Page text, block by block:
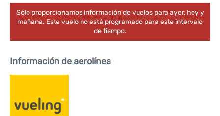
Sólo proporcionamos información de vuelos para ayer, hoy y
mañana. Este vuelo no está programado para este intervalo
de tiempo.
Información de aerolínea